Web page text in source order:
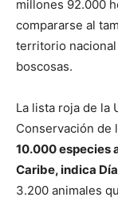
millones 92.000
compararse al
territorio
boscosas.
La lista roja de la
Conservación de
10.000 especies
Caribe, indica
3.200 animales